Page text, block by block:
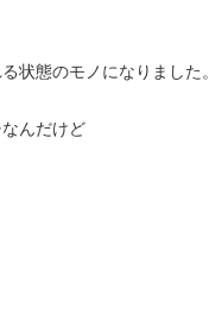
状態のモノになりました。
んだけど